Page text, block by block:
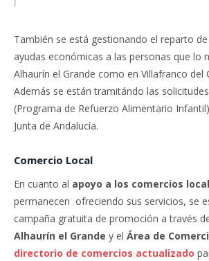
También se está gestionando el reparto
ayudas económicas a las personas que lo
Alhaurín el Grande como en Villafranco del
Además se están tramitándo las
(Programa de Refuerzo Alimentario
Junta de Andalucía.
Comercio Local
En cuanto al apoyo a los comercios
permanecen ofreciendo sus servicios, se
campaña gratuita de promoción a través
Alhaurín el Grande y el Área de
directorio de comercios actualizado